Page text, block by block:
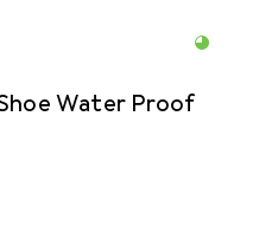
Water Proof